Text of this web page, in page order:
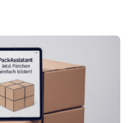
so sehr vereinfacht,
lässt sich auf alle
Eine Falzmaschine
Profis. Eine solche
Broschüren, Prospekte,
mehrere Zehntausend
Maschinentyp und